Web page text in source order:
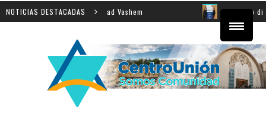
NOTICIAS DESTACADAS
de la Shoá en Yad Vashem El equipo directivo